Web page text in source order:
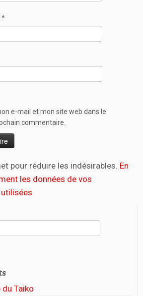
*
e-mail et mon site web dans le
commentaire.
pour réduire les indésirables. En
les données de vos
.
du Taiko